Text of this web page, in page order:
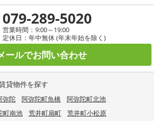
079-289-5020
営業時間：9:00～19:00
定休日：年中無休 (年末年始を除く)
ールでお問い合わせ
貸物件を探す
弥陀 阿弥陀町魚橋
阿弥陀町北池
町南池 荒井町扇町
荒井町小松原